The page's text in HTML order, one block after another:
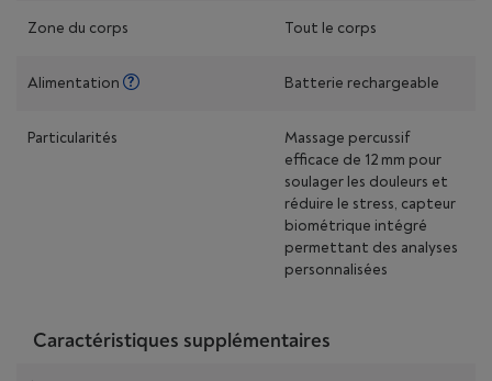
Zone du corps Tout le corps
Alimentation Batterie rechargeable
Particularités
Massage percussif
efficace de 12 mm pour
soulager les douleurs et
réduire le stress, capteur
biométrique intégré
permettant des analyses
personnalisées
Caractéristiques supplémentaires